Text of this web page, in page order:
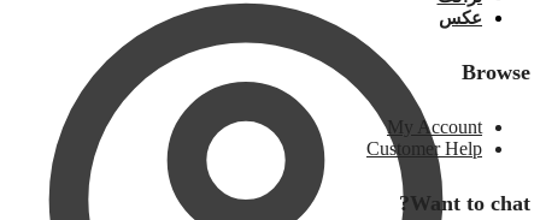
عکس
Browse
My Account
Customer Help
Want to chat?